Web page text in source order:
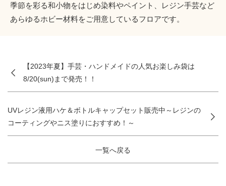
季節を彩る和小物をはじめ染料やペイント、レジン手芸など
あらゆるホビー材料をご用意しているフロアです。
【2023年夏】手芸・ハンドメイドの人気お楽しみ袋は
8/20(sun)まで発売！！
一覧へ戻る
UVレジン液用ハケ＆ボトルキャップセット販売中～レジンの
コーティングやニス塗りにおすすめ！～